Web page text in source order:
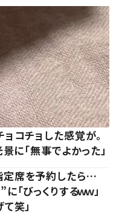
コチョした感覚が。
に「無事でよかった」
席を予約したら…
びっくりするｗｗ」
笑」